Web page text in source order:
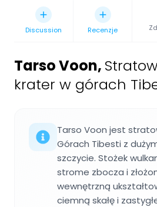
Discussion Recenzje
Tarso Voon,
krater w górach
Tarso Voon jest
Górach Tibesti z
szczycie. Stożek
strome zbocza i
wewnętrzną
ciemną skałę i